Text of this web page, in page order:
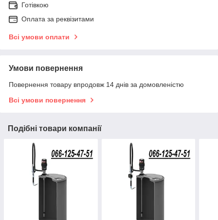
Готівкою
Оплата за реквізитами
Всі умови оплати
Умови повернення
Повернення товару впродовж 14 днів за домовленістю
Всі умови повернення
Подібні товари компанії